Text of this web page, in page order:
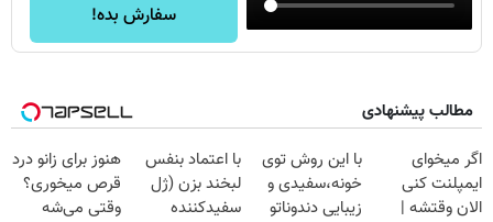
سفارش بده!
مطالب پیشنهادی
اگر میخوای
ایمپلنت کنی
الان وقتشه |
با این روش توی
خونه،سفیدی و
زیبایی دندوناتو
با اعتماد بنفس
لبخند بزن (ژل
سفیدکننده
هنوز برای زانو درد
قرص میخوری؟
وقتی می‌شه